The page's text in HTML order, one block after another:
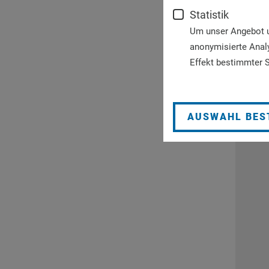
Statistik
Um unser Angebot
anonymisierte
Effekt bestimmter
AUSWAHL